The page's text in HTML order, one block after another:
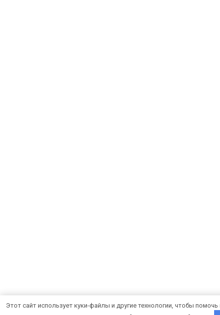
Этот сайт использует куки-файлы и другие технологии, чтобы